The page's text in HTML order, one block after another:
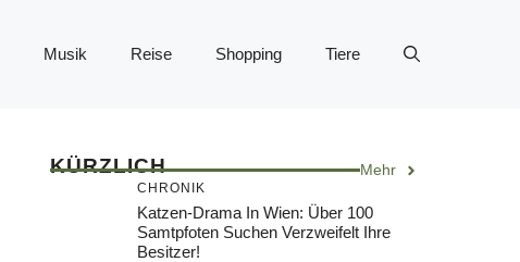
Musik Reise Shopping Tiere
KÜRZLICH Mehr
CHRONIK
Katzen-Drama In Wien: Über 100
Samtpfoten Suchen Verzweifelt Ihre
Besitzer!